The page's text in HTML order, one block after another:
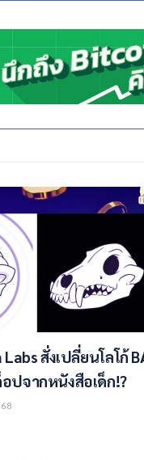
สั่งเปลี่ยนโลโก้
ปจากหนังสือเด็ก!?
68